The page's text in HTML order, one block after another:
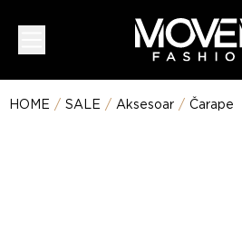
HOME / SALE / Aksesoar / Čarape